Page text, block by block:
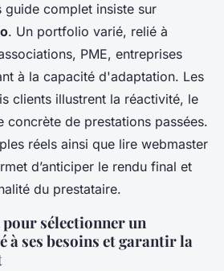
guide complet insiste sur
. Un portfolio varié, relié à
PME, entreprises
à la capacité d'adaptation. Les
clients illustrent la réactivité, le
concrète de prestations passées.
réels ainsi que lire webmaster
d’anticiper le rendu final et
du prestataire.
pour sélectionner un
à ses besoins et garantir la